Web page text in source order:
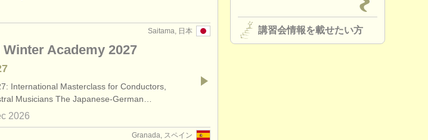
Saitama, 日本
Academy 2027
International Masterclass for Conductors,
Musicians The Japanese-German…
2026
Granada, スペイン
講習会情報を載せたい方